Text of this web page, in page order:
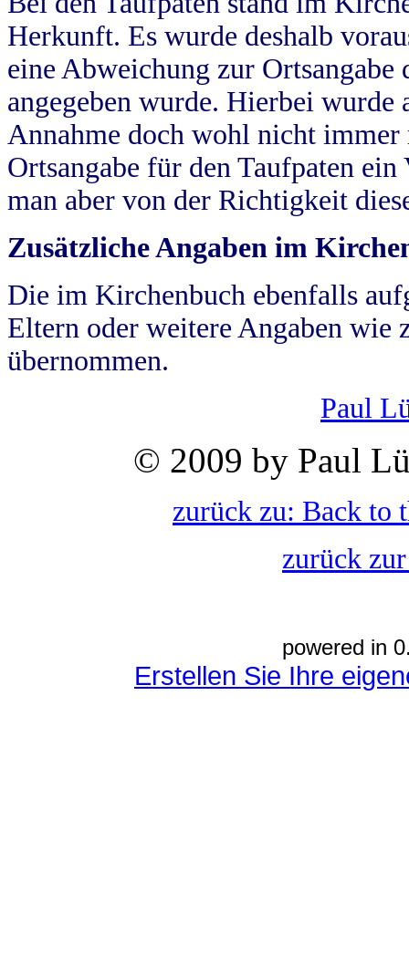
Herkunft. Es wurde deshalb
eine Abweichung zur
angegeben wurde. Hierbei wurde
Annahme doch wohl nicht
Ortsangabe für den Taufpaten
man aber von der Richtigkeit
Zusätzliche Angaben im
Die im Kirchenbuch ebenfalls
Eltern oder weitere Angaben wie
übernommen.
Paul
© 2009 by Paul
zurück zu: Back to
zurück
powered in
Erstellen Sie Ihre